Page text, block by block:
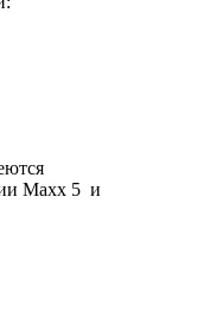
Maxx 5 и